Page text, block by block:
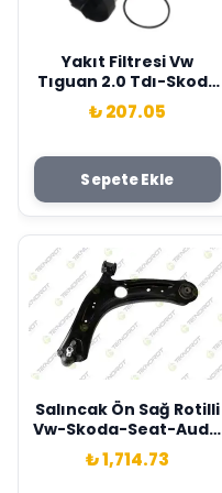
Yakıt Filtresi Vw
Tıguan 2.0 Tdı-Skoda
Octavıa-Super B 2.0
Tdı X Sardes
₺ 207.05
Sepete Ekle
Salıncak Ön Sağ Rotilli
Vw-Skoda-Seat-Audi-
Passat-Tiguan-
Arteon-T-Roc-
₺ 1,714.73